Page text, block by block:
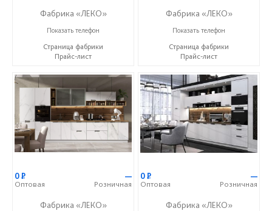
Фабрика «ЛЕКО»
+7 (800) 222-93-90
Показать телефон
Страница фабрики
Прайс-лист
Фабрика «ЛЕКО»
+7 (800) 222-93-90
Показать телефон
Страница фабрики
Прайс-лист
0Р
Оптовая
—
Розничная
Фабрика «ЛЕКО»
0Р
Оптовая
—
Розничная
Фабрика «ЛЕКО»